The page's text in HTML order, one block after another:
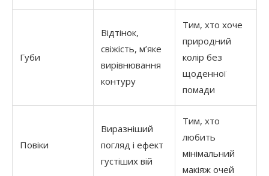
Губи
Відтінок,
свіжість, м’яке
вирівнювання
контуру
Тим, хто хоче
природний
колір без
щоденної
помади
Повіки
Виразніший
погляд і ефект
густіших вій
Тим, хто
любить
мінімальний
макіяж очей